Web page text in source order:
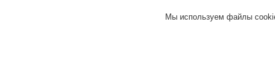
Мы используем файлы